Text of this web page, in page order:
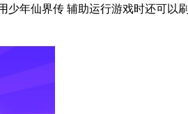
少年仙界传 辅助运行游戏时还可以刷